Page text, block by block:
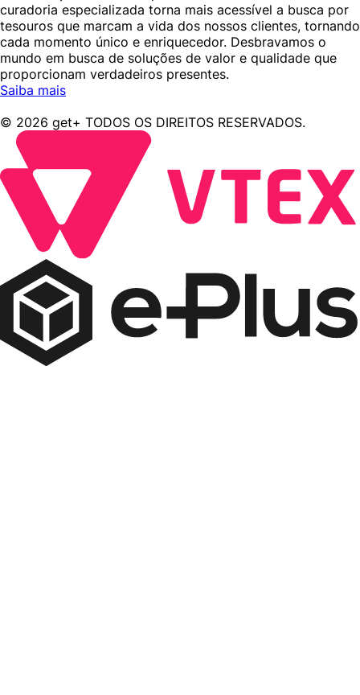
curadoria especializada torna mais acessível a busca por
tesouros que marcam a vida dos nossos clientes, tornando
cada momento único e enriquecedor. Desbravamos o
mundo em busca de soluções de valor e qualidade que
proporcionam verdadeiros presentes.
Saiba mais
© 2026 get+ TODOS OS DIREITOS RESERVADOS.